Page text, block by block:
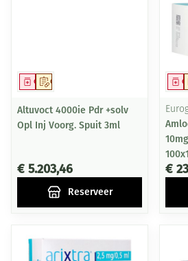
Op voorschrift
Geneesmiddel
Altuvoct 4000ie Pdr +solv
Opl Inj Voorg. Spuit 3ml
€ 5.203,46
Reserveer
€